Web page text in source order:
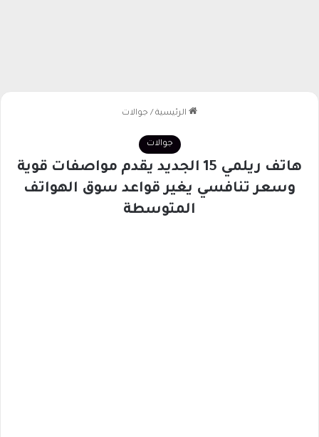
الرئيسية / جوالات
جوالات
هاتف ريلمي 15 الجديد يقدم مواصفات قوية
وسعر تنافسي يغير قواعد سوق الهواتف
المتوسطة